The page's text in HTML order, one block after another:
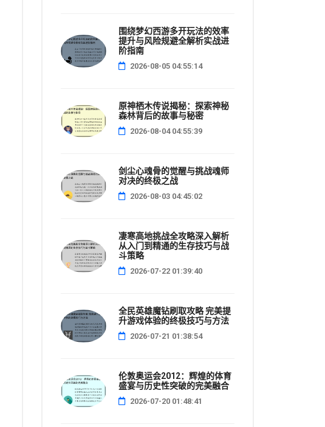
围绕梦幻西游多开玩法的效率
提升与风险规避全解析实战进
阶指南
2026-08-05 04:55:14
原神栖木传说揭秘：探索神秘
森林背后的故事与秘密
2026-08-04 04:55:39
剑尘心魂骨的觉醒与挑战魂师
对决的终极之战
2026-08-03 04:45:02
凄寒高地挑战全攻略深入解析
从入门到精通的生存技巧与战
斗策略
2026-07-22 01:39:40
全民英雄魔钻刷取攻略 完美提
升游戏体验的终极技巧与方法
2026-07-21 01:38:54
伦敦奥运会2012：辉煌的体育
盛宴与历史性突破的完美融合
2026-07-20 01:48:41